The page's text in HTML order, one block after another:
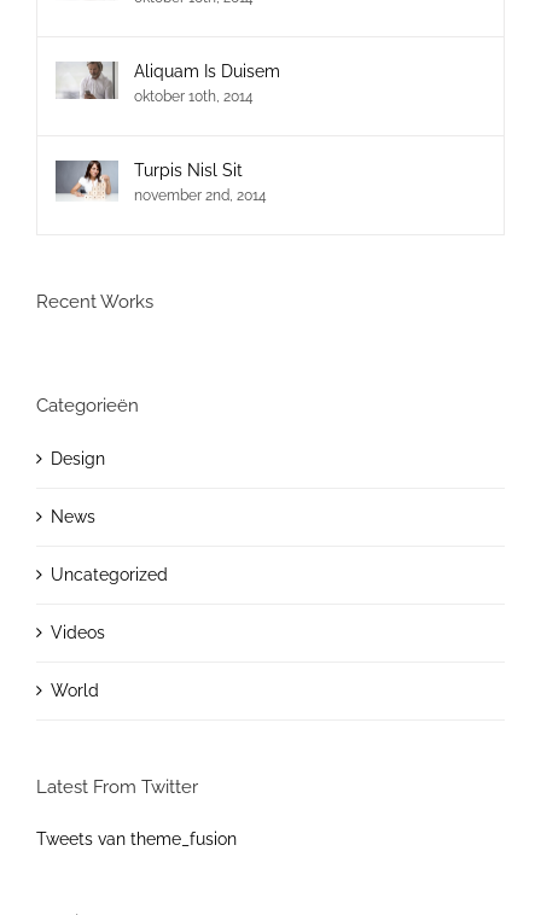
Aliquam Is Duisem
oktober 10th, 2014
Turpis Nisl Sit
november 2nd, 2014
Recent Works
Categorieën
Design
News
Uncategorized
Videos
World
Latest From Twitter
Tweets van theme_fusion